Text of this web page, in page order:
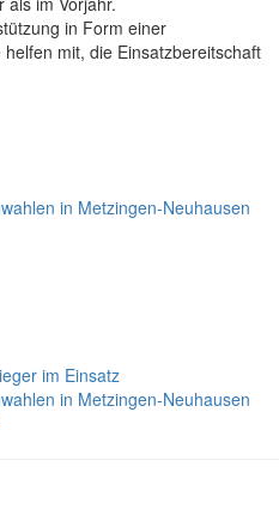
in Form einer
mit, die Einsatzbereitschaft
in Metzingen-Neuhausen
im Einsatz
in Metzingen-Neuhausen